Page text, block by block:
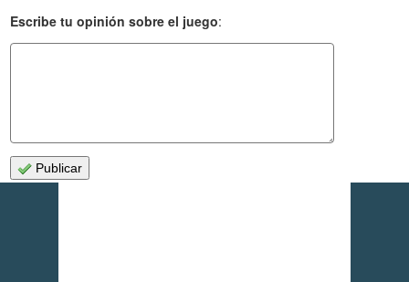
Escribe tu opinión sobre el juego:
Publicar